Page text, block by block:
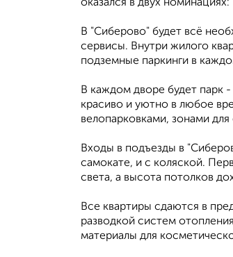
оказался в двух
В "Сиберово" будет всё
сервисы. Внутри жилого
подземные паркинги в
В каждом дворе будет парк
красиво и уютно в любое
велопарковками, зонами
Входы в подъезды в
самокате, и с коляской.
света, а высота потолков
Все квартиры сдаются в
разводкой систем
материалы для